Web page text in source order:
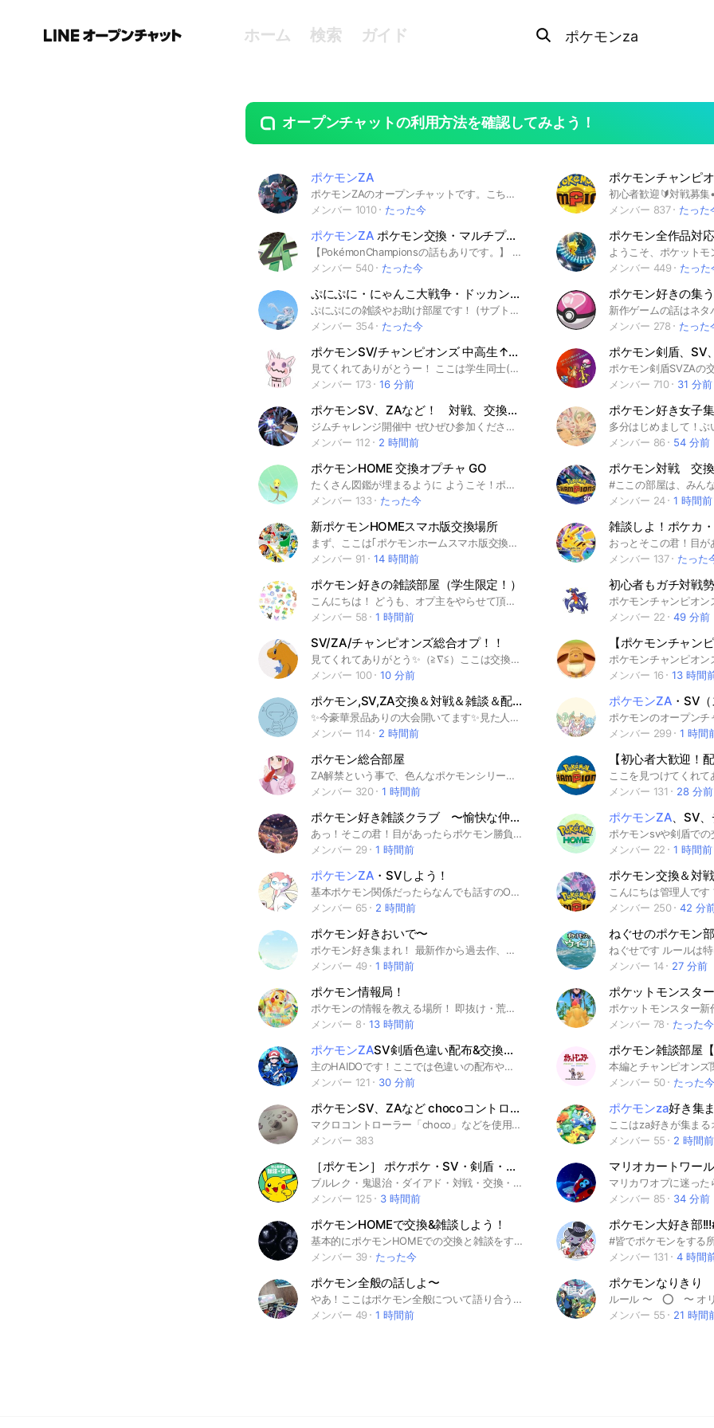
ホーム 検索 ガイド
OpenChats
or
search
area
オープンチャットの利用方法を確認してみよう！
ポケモンZA
ポケモンZAのオープンチャットです。こちらに参加してみんなでポケモン楽しみましょう！ ポケモン ポケットモンスター ポケカ ポケモンカード ゲーム ピカチュウ イーブイ ピカブイ USM usm ウルトラ サン ムーン 剣盾 ソード シールド ポケGO ホーム HOME ポケダン ポケモン不思議のダンジョン 鎧の孤島 冠の雪原 ポケモンスナップ スナップ ポケスナトレード レイド Switch
メンバー 1010
たった今
ポケモンチャンピ
メンバー 837
たった
ポケモンZA ポケモン交換・マルチプレイなど(雑談もあり)ZA総合オープンチャット
【PokémonChampionsの話もありです。】 暇だしポケモンでもすっか！ ZAオプ人口1位を目指しているので良かったら入って下さい。 ポケモンZAの情報交換や、ポケモン交換、マルチプレイの招待など、色々するオプです。 主がキヨ好きなので仲良くしてやって下さい() 作成時:2025年8月12日の夕方 ポケモン初心者から上級者、誰でも大歓迎です。 年齢制限:何歳でもOK(※大幅な年齢詐称はBANします) 禁止行為:暴言、下ネタ、悪口、マニアック過ぎること、 ポケモンに関係無いこと、(少しなら大丈夫です。) 人を馬鹿にする様な言葉、荒らしは駄目です。 #ポケモンチャンピオンズ #PokémonChampions #PokémonLegendsZ-A #SV#剣盾#ピカブイ#USUM#ORAS#BW
メンバー 540
たった今
メンバー 449
たった
ぷにぷに・にゃんこ大戦争・ドッカン・ポケモン【お助け・攻略・雑談】
ぷにぷにの雑談やお助け部屋です！ (サブトークにはにゃんこ大戦争とポケモン（ポケポケやzaなどの総合）やドッカンバトルがあります参加自由） 初心者から上級者まで大歓迎！ ルール 絶対に読んでください 雑談⭕ お助け⭕ 代行❌ チート❌ 即抜け❌ 下ネタ❌ 喧嘩❌ 即お助け❌ 常識的なルールは守りましょう お助け以外でも雑談とか色々話そう！ ⚠️即抜けは納得の行く理由が無い場合と無言の場合全員問答無用で再参加禁止にしますそのアカウントでは権限持ちと話し合わない限り永久に参加できなくする場合があります 極力アイコンつけてきて欲しいです🙏 基本イベント予約制のお助け部屋です！ わからないことがあればなんでも聞いてください！ あと大事なノートの確認お願いします！ ここまで読んでなくルールを破る人が現れ次第すぐに強制退会とさせていただきます 通知が多かったり雑談だけをしたい方は雑談サブトークがおすすめです いつまででも浮上メンバー募集中 ここからはオープンチャットと言うコンテンツに初めて参加する方やあまり詳しく分からない方向けです 理解してる人は読まなくても大丈夫です まずオープンチャットとは名の通り、オープンなチャットルームです その中のゲームが主なチャットルームがこのぷにぷにオプです（サブトークに別ゲーあり） サブトークとは本オプと、サブトークが（複数作れるサブのトークルーム）が複数個あります 間違えて入った場合は間違えましたと言い、他のトークルームに移ってから間違えたところを抜けてくれるとオプ側としては助かります 内容としては学校などでよく危ないと言われているsnsなので個人情報などは極力出さないようにしてください あとオープンチャットは結構どこに行っても治安が悪いのでそこは自己責任でお願いします 質問などあれば聞いてもらえれば誰かしらのメンバーが答えてくれると思います 以上
メンバー 354
たった今
メンバー 278
たった
ポケモンSV/チャンピオンズ 中高生↑集まれ〜！
見てくれてありがとうー！ ここは学生同士(社会人も⭕️)で気軽に雑談したり、交換・対戦をしたりする場所です！ 定期開催イベントでSVにてジムバトルをやってるよ( * ॑꒳ ॑*)♡ 最近だとチャンピオンズも！ 🔰入ったら大事なノートの確認お願いします( ･ᯅ･ ) ポケモンに関する雑談はもちろん、別ゲーだったり日常会話だったり雑談のルールは無しだよ(ᐡ •͈ ・̫ •͈ ᐡ) でも…、↓ ⚠️最低限のマナーは守ってね‼️⚠️ 『楽しく』をモットーに仲良くやっていこう！ 【TOPIK】 景品有！S-4ジムバトル開催手前ｯｯ オプ100人記念仲間大会実施予定ｯｯ #ポケモン#ポケモンSV#ポケモンZA#対戦#交換#レイド#雑談#学生#スカバイ#剣盾#ポケポケ#剣盾#Switch#スイッチ#3DS#スカーレット#バイオレット#チャンピオンズ#配布#育成論#相談#構築#ゲーム#モバイルゲーム#GO#ポケカ#ジムバトル#指振り#ライト#ライブトーク#ぽこあ#チャンピオンズ 創立日:2026/01/20
メンバー 173
16 分前
メンバー 710
31 分前
ポケモンSV、ZAなど！ 対戦、交換、レイド等楽しもう！ ジムチャレンジ開催中！(SV)
ジムチャレンジ開催中 ぜひぜひ参加ください♪ 初心者でもどんな人でも大歓迎！ ポケモンSV、ZAで交換、対戦、レイドなどをみんなで楽しくやろう！ タメ語でOKだから誰でも気軽に参加してね！ 雑談🆗 即交換の募集はおやめください ルールを守ってみんなで楽しみましょう！
メンバー 112
2 時間前
ポケモン好き女子集
メンバー 86
54 分前
ポケモンHOME 交換オプチャ GO
たくさん図鑑が埋まるように ようこそ！ポケモンHOME交換所へ！ここでは主にHOMEの交換を行います！ポケモンGOなど他のポケモンの話をしても大丈夫です！SV,ZAや3DSのポケモンも可能です！目標は交換大陸です！SVの配布の最新情報をお知らせします！入ったらノートにルールが記載されてるので見てください！ 即抜けしたら二度と来れないからねー
メンバー 133
たった今
ポケモン対戦 交
メンバー 24
1 時間前
新ポケモンHOMEスマホ版交換場所
まず、ここは｢ポケモンホームスマホ版交換場所｣というオープンチャットの主さんが機能しなくなってしまったので旧メンバーによりこのオープンチャットを制作し『新ポケモンホームスマホ版交換場所』として新たに活動しています😉👍 旧ポケモンホームスマホ版交換場所にいる方は、できる限りここに移動お願いしますm(__)m ここではメインはポケモンホームスマホ版での交換 そして本家、ポケGO、ポケモン雑談などポケモン関連のオープンチャットです✨ ポケモンが好きな人はぜひここに遊びに来てください！ 【現在の詐欺や改造交換逃げの総数】 🌟1回🌟 指名手配 おさかなドラゴン ZBBTJPRGLTSC 【現在の荒らしの数】 🔥0回🔥 【再参加禁止になった方】 ⚠️125人⚠️ #ポケモン #ポケモンホーム #ポケモンGO #ポケモンSV #ポケモン剣盾 #ポケモン雑談 #ポケモン交換 #ポケモンHOME #ポケモン本家 #ポケとる #ポケモンZA #ポケモン情報 #Pokémon #雑談 #交換 #ポケモンHOME #Pokémon HOME #ポケモンバンク #ポケムーバー #ZA #SV #剣盾 #USUM #ORAS #SM #XY #BW2 #BW #BDSP #DPt#LGPE #HGSS #E #OR #FRRG #C #金銀 #黄 #青 #赤緑 #RGBP
メンバー 91
14 時間前
メンバー 137
たった
ポケモン好きの雑談部屋（学生限定！）
こんにちは！ どうも、オプ主をやらせて頂いてます、ふうかと申します！ ここは学生さん限定のポケモン雑談オプです！ゆるっと雑談しております☆ポケモンの話からくだらないことまで色々話してるよ〜 ZAとかSVとかポケユナとかのゲームしてる人も大歓迎！そうじゃなくてもぜひおいで！(主は色々やってます！)たまに対戦とか交換やってるよ〜 みんなでトーク盛り上げてこー！ 補足:主も学生の為、承認するまで時間がかかることが多々あります。 ルール↓ ❌無言抜け（即抜けさんもそうでなくても一言お願いします）❌下ネタ❌荒らし❌暴言、オプチャ公式のルールに反する行為❌ポケモンアンチ❌個人情報関連の投稿（これらのことをした人は蹴りまーす） ⭕即抜け（再参加禁止にはさせていただきます）⭕宣伝（ノートでのみ）⭕タメ口 その他↓ ・ノートに自己紹介必ず！・大事なノート必見・入室前に質問あり（荒らし対策）・希望者の数でサブトーク追加検討します・アイコンはなるべく自分の推しポケで！（強制じゃないです） 最後まで読んでくれてありがとう！みんなで楽しく話そ〜！ #ポケモン#小学生#中学生#高校生#大学生#学生#SV#ポケユナ#ポケポケ#ポケマス#ポケカ#雑談#ゲーム#アニメ#アニポケ#勉強#悩み相談
メンバー 58
1 時間前
メンバー 22
49 分前
SV/ZA/チャンピオンズ総合オプ！！
見てくれてありがとう✨️（≧∇≦）ここは交換・対戦・雑談などよくしてします💕🫶イベントも沢山やってるのでよかったら入ってきてください🥰配布もよくしてます！ 【News】 ↓↓↓↓↓↓↓↓↓↓↓↓↓↓↓↓ 80人お祝い推しポケ大会開催決定‼️ ・ルール【レギュI】推しポケは絶対選出✨️レート戦TOD禁止！サイクルはOK！好きなポケモンを使って優勝目指してください😆✨️景品は色伝です！ バトルフロンティア開催‼️ 【日程✨️】毎月15〜来月の15日まで！！ トレーナーに『3回勝負』を挑み勝利してフロンティアブレーンに挑戦しよう‼️制覇したものは…な、なんと豪華景品プレゼント？！ぜひぜひ参加してね〜！！ ↓↓↓↓↓↓↓↓↓↓↓↓↓↓↓↓ 今100人目指してます‼️ 達成したら色伝・配布・を景品にした超豪華大会を開きます✨️皆の力で100人目指しましょう！(⁠つ⁠≧⁠▽⁠≦⁠)⁠つ 対戦が苦手な人にも色伝くじ引き企画をする予定なのでドシドシ参加してください💕！(≧∀≦) #ポケモン#Champions#Pokémon#SV#バイオレット#スカーレット#対戦#育成論#構築#相談#ライト#ライブトーク#色厳選#ZA#剣盾#ソード#シールド#推しポケ#図鑑埋め#イラスト#大会#イベント#雑談#配布#ランクマ#レジェンズ#LA#レジェンズアルセウス#SM#サンムーン#ウルトラサン#ウルトラムーン#チャンピョンズ#ポケモン好きと繋がりたい##oras#オメガルビー#アルファサファイア#ポケモンカード#カード#ゲーム#ゲーム好き#宣伝#リーフグリーン#ファイアレッド#XD#レトロゲーム#XY#BW#ブラック#ホワイト#ピカチュウ#イーブイ#ブイズ#ダイパリメイク#ポケモン部#ポケモンGO#GO#ぽこあ#ポケポケ#厨ポケ#マイナー#マイナーポケモン#戦闘狂
メンバー 100
10 分前
メンバー 16
13 時間
ポケモン,SV,ZA交換＆対戦＆雑談＆配布
✨今豪華景品ありの大会開いてます✨見た人は是非入って参加してください！ 結構配布ありまーす。ここのオプチャは、ポケモンなら基本何してもらってもオッケーです。改造鑑定などやってます！即抜けと暴言は、やめてもらいたいです。まれに色違い配布もするから是非入ってね〜 #ポケモンSV#ポケモン剣盾#イーブイ #ピカチュウ#交換#配布#図鑑埋め#ポケモンZA#ZA#SV#剣盾#ポケモンGO #ポケGO#SV図鑑埋め#剣盾図鑑埋め #ZA図鑑埋め#定期配布#指振り#対戦 #対戦大会#指振り大会#少人数制#少人数 #宣伝#ZA総合#SV総合#剣盾総合 #ピカブイ総合#改造鑑定
メンバー 114
2 時間前
ポケモンZA ・SV（スカーレ
メンバー 299
1 時間
ポケモン総合部屋
ZA解禁という事で、色んなポケモンシリーズで遊べるよう、総合部屋という事にしました！ 興味のある方、通信したい方、色んな方と仲良くしたい方、交換がしたい方、対戦に挑戦してみたい方、さらにブルレクやダイマックスアドベンチャーをやりたい方などなど、ポケモンの事ならなんでもヨシ‼︎👉🐱 是非気軽に入ってみてください✨ 🎋入ったらまず挨拶をするのと大事なノートの【注意して欲しいルール】を読んで欲しいです🙇‍ （ZA発売してすぐなので、ネタバレ等は極力お控え下さい。） 当オプチャは誰でも楽しめる安心安全のオープンチャットを目指しております！🦺 最後まで読んで頂きありがとうございます！ 貴方様のご参加を、心よりお待ちしております🫶🙂‍↕️
メンバー 320
1 時間前
メンバー 131
28 分前
ポケモン好き雑談クラブ 〜愉快な仲間たち〜
あっ！そこの君！目があったらポケモン勝負！ ここでは、ポケモン初心者も！ ポケモンガチ勢も！エンジョイ勢も対戦勢も！色んな人が集まってポケモンの話をするよ！ ぜひ！おいでね！ 入ったらまず挨拶→大事なノート確認→推しポケをノートに書く でお願いします！ルールを守ってみんなで楽しくポケモンしましょう！ #ポケモン#楽しむ#交換#対戦#雑談#ZA#ゲーム#Switch#ポケポケ#ユナイト#SV
メンバー 29
1 時間前
ポケモンZA、SV、チャンピ
メンバー 22
1 時間前
ポケモンZA ・SVしよう！
基本ポケモン関係だったらなんでも話すのOK！主はsvから始めましたポケポケ、ポケモンgoなどもやってます！ポケモンクレクレなどの礼儀正しくない言動、暴言などはやめてください、即抜けはすごーく私が悲しみますΣ(-᷅_-᷄๑)初心者、上級者だれでもおいで！ #ポケモンsv #対戦 #サークル #交換 #レイド＃ポケモン好きと繋がりたい #鬼退治フェス #色違い厳選 #かくれんぼ #鬼ごっこ #初心者 ＃雑談 #ゆびふりバトル ＃ポケモンZA ＃ポケモンチャンピオンズ
メンバー 65
2 時間前
メンバー 250
42 分
ポケモン好きおいで〜
ポケモン好き集まれ！ 最新作から過去作、アニメ・カードまで何でもOK🎮 初心者さんもガチ勢さんも大歓迎！ ゆるく楽しく語りましょう✨ ※荒らし・迷惑行為NG このオプは、「ポケモンの話だけを楽しみたい」「ポケモンと関係ない話が多いのは苦手」という方におすすめです！ 雑談など、ポケモン以外の話をしたい場合は、サブトークをご用意していますので、ぜひご活用ください！ #ライト #雑談 #ゲーム #ライブトーク #学生 #社会人 #友達 #ポケモン #ユナイト #ポケポケ #ポケGO #ポケマス #ポケスリ #ポケモンSV #ポケモンZA #ポケモンチャンピオンズ #ぽこあ #ウインドウェーブ
メンバー 49
1 時間前
メンバー 14
27 分前
ポケモン情報局！
ポケモンの情報を教える場所！ 即抜け・荒らし・宣伝目的での入室はやめてください リーク情報は扱いません 今のところチャンピオンズ・風波・SV・ZA・ポケカ・ポケポケなどの情報を出してます 入ったら大事なノート・入った時のBotのメッセージを見てください 大事なノートを読んでから情報とかの共有はしてください #ポケモン#ポケットモンスター#ポケモン30周年#ポケモンチャンピオンズ#ポケモン風波#ポケモンSV#ポケモンカード#ポケカ#ポケポケ#ポケモンZA#ゲーム
メンバー 8
13 時間前
メンバー 78
たった今
ポケモンZASV剣盾色違い配布&交換所【対戦雑談ポケまぜポケモンGOユナイトも】
主のHAIDOです！ここでは色違いの配布や交換を行う場所です！ 他にも雑談やポケモンユナイト、ポケモンGOなどもやります！主はやっていないですがポケマスなどもやっている人がいます〜 クレクレはやめてください クレクレとは対価がないのに 欲しいポケモンをひたすらくれと 言うことです 人数が増えていくごとに配布を行なっていきます！基本主は月2くらい（不定期）で色違いを5匹〜7匹ほど配布します！ 他にも副官たちなどがポケモンを配布してくれることがあります！ ぜひ入ってポケモンの話や交換で 盛り上がりましょう！ だれでも楽しく会話ができたら いいなと思います！ よろしくお願いします！ 宣伝は主の許可をとってからにしてください 注意事項⚠️ 改造、詐欺は絶対に許しません なぜか改造とわかっているのに 改造ポケモンを交換に出す人がいるのですがそれをしたら即Banです 大事なノートにルールとかいろいろのっているので見れるのであれば見てください GOでの位置偽装交換等は即蹴りの対象です。規約違反はやめましょう 今まで配布した色伝、色幻リスト 色ゲノセクト、色ザシアン、 色ザマゼンタ、色ネクロズマ 色カイオーガ、色ムゲンダイナ 荒らし❌改造❌暴言❌詐欺❌ ポリシー違反❌GOの位置偽装❌ #色違い #色違い配布 #ポケモン剣盾 #ポケモンSV #ポケモン #ポケモンダイパリメイク #BDSP #SV #ポケモンスカバイ #ポケモンZA #ポケモンユナイト #ユナイト #ポケまぜ
メンバー 121
30 分前
メンバー 50
たった今
ポケモンSV、ZAなど chocoコントローラーマクロ自動化部屋
マクロコントローラー「choco」などを使用した、マクロによる作業自動化のボタン入力や、マクロを共有する部屋です。#ポケモン
メンバー 383
ポケモンza好き集
メンバー 55
2 時間前
［ポケモン］ ポケポケ・SV・剣盾・ZA・GO・過去作雑談・交流
ブルレク・鬼退治・ダイアド・対戦・交換・図鑑埋め・ポケGO・雑談などして気軽に楽しみましょ！過去作や今の作品、これから来る作品なんでもOK！ポケモンじゃない話もサブトークでOK！自由に楽しんでください！ 荒らしや即抜け、過度な下ネタはお止めください (名前などが下ネタに関連するようなことなど)
メンバー 125
3 時間前
メンバー 85
34 分前
ポケモンHOMEで交換&雑談しよう！
基本的にポケモンHOMEでの交換と雑談をする感じだよ！誰でも大歓迎⭐️ポケポケ 、ポケフレ、もちろんどのポケモンの世代の話でもOK！ #ポケモン #ポケモンホーム #ポケモンGO#ポケモンSV #ポケモン剣盾 #ポケモン雑談#ポケモン交換 #ポケモンHOME #ポケモン本家#ポケとる#ポケモンZA #ポケモン情報#ポケポケ#ポケモンチャンピオンズ#ポケモンユナイト#ポケモンマスターズex#ポケモンスクランブル#ポケモンピクロス#ポケモン新作
メンバー 39
たった今
ポケモン大好き部
メンバー 131
4 時間
ポケモン全般の話しよ〜
やあ！ここはポケモン全般について語り合う場所だよ！ 合わないと思ったら抜けて大丈夫！ ポケカやポケポケ、ポケモンGOやポケモンZA.SV.SM.MEGA？等のシリーズについての話など。此処は皆で楽しく話そうと考えています。入ってくれると嬉しいです！是非入って下さい！！また、此処では皆の意見を可能な限り取り込んでいきたいと思いますので、是非、意見等があったら遠慮なくお伝え下さい。尚、荒らしなどの問題行為は再入室不可にします。まずしないで⭐️ #ポケモン #Pocketmonster #ポケモンGO #ポケGO #ポケポケ #PocketmonsterPocket #ポケモンカード #ポケカ #ピカブイ #ピカチュウ #イーブイ #剣盾 #ソード #シールド #ダイパリメイク #DPSP #ブリリアントダイヤモンド #シャイニングパール #レジェアル #LA #レジェンズアルセウス #SV #スカーレット #ヴァイオレット #ZA #Z-A #ポケモンホーム #色違い厳選 #ポケモンチャンピオンズ#ポケチャン#Pokémon Champions
メンバー 49
1 時間前
ポケモンなりきり
メンバー 55
21 時間